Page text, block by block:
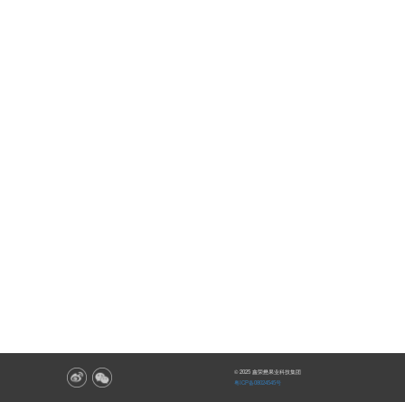
© 2025 鑫荣懋果业科技集团
粤ICP备08024545号